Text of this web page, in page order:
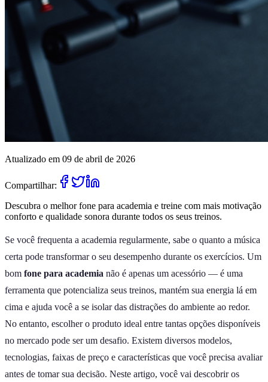
Atualizado em 09 de abril de 2026
Compartilhar:
Descubra o melhor fone para academia e treine com mais motivação
conforto e qualidade sonora durante todos os seus treinos.
Se você frequenta a academia regularmente, sabe o quanto a música
certa pode transformar o seu desempenho durante os exercícios. Um
bom fone para academia não é apenas um acessório — é uma
ferramenta que potencializa seus treinos, mantém sua energia lá em
cima e ajuda você a se isolar das distrações do ambiente ao redor.
No entanto, escolher o produto ideal entre tantas opções disponíveis
no mercado pode ser um desafio. Existem diversos modelos,
tecnologias, faixas de preço e características que você precisa avaliar
antes de tomar sua decisão. Neste artigo, você vai descobrir os